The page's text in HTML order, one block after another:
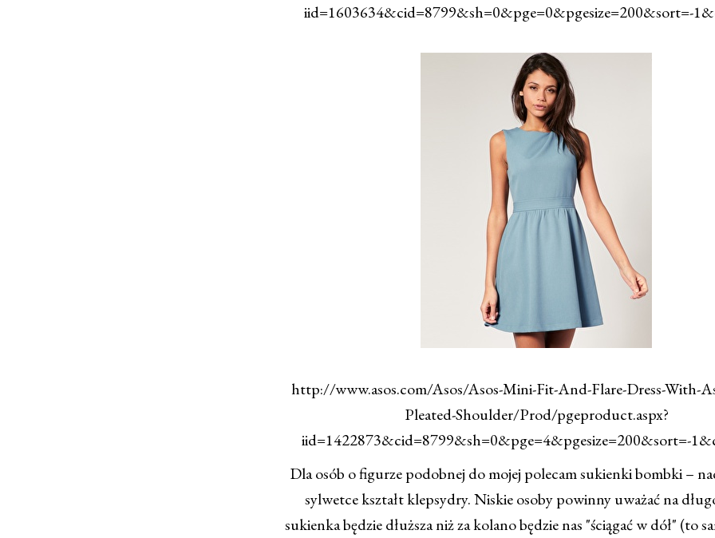
iid=1603634&cid=8799&sh=0&pge=0&pgesize=200&sort=-
http://www.asos.com/Asos/Asos-Mini-Fit-And-Flare-Dress-With-
Pleated-Shoulder/Prod/pgeproduct.aspx?
iid=1422873&cid=8799&sh=0&pge=4&pgesize=200&sort=-
Dla osób o figurze podobnej do mojej polecam sukienki bombki –
sylwetce kształt klepsydry. Niskie osoby powinny uważać na
sukienka będzie dłuższa niż za kolano będzie nas "ściągać w dół" (to